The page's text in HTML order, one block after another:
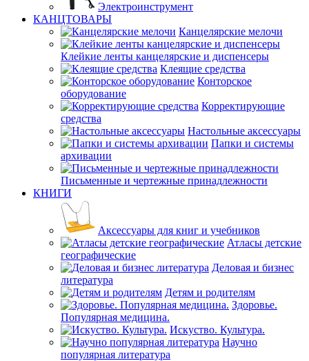
Электроинструмент
КАНЦТОВАРЫ
Канцелярские мелочи
Клейкие ленты канцелярские и диспенсеры
Клеящие средства
Конторское
оборудование
Корректирующие
средства
Настольные аксессуары
Папки и системы
архивации
Письменные и чертежные принадлежности
КНИГИ
Аксессуары для книг и учебников
Атласы детские
географические
Деловая и бизнес
литература
Детям и родителям
Здоровье.
Популярная медицина.
Искуство. Культура.
Научно
популярная литература